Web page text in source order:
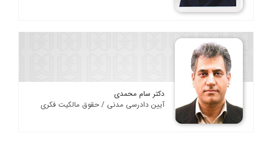
دکتر سام محمدی
آیین دادرسی مدنی / حقوق مالکیت فکری